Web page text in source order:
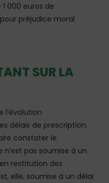
000 euros de
préjudice moral
SUR LA
l’évolution
délais de prescription.
constater le
pas soumise à un
restitution des
elle, soumise à un délai